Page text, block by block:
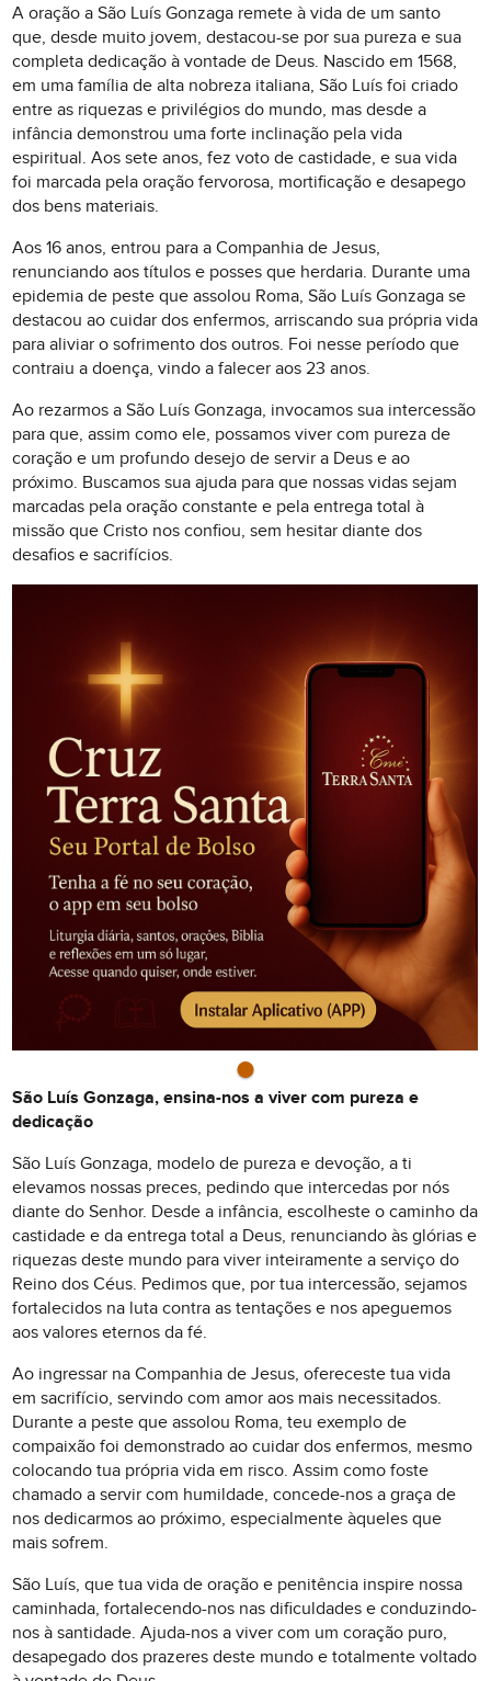
A oração a São Luís Gonzaga remete à vida de um santo
que, desde muito jovem, destacou-se por sua pureza e sua
completa dedicação à vontade de Deus. Nascido em 1568,
em uma família de alta nobreza italiana, São Luís foi criado
entre as riquezas e privilégios do mundo, mas desde a
infância demonstrou uma forte inclinação pela vida
espiritual. Aos sete anos, fez voto de castidade, e sua vida
foi marcada pela oração fervorosa, mortificação e desapego
dos bens materiais.
Aos 16 anos, entrou para a Companhia de Jesus,
renunciando aos títulos e posses que herdaria. Durante uma
epidemia de peste que assolou Roma, São Luís Gonzaga se
destacou ao cuidar dos enfermos, arriscando sua própria vida
para aliviar o sofrimento dos outros. Foi nesse período que
contraiu a doença, vindo a falecer aos 23 anos.
Ao rezarmos a São Luís Gonzaga, invocamos sua intercessão
para que, assim como ele, possamos viver com pureza de
coração e um profundo desejo de servir a Deus e ao
próximo. Buscamos sua ajuda para que nossas vidas sejam
marcadas pela oração constante e pela entrega total à
missão que Cristo nos confiou, sem hesitar diante dos
desafios e sacrifícios.
São Luís Gonzaga, ensina-nos a viver com pureza e
dedicação
São Luís Gonzaga, modelo de pureza e devoção, a ti
elevamos nossas preces, pedindo que intercedas por nós
diante do Senhor. Desde a infância, escolheste o caminho da
castidade e da entrega total a Deus, renunciando às glórias e
riquezas deste mundo para viver inteiramente a serviço do
Reino dos Céus. Pedimos que, por tua intercessão, sejamos
fortalecidos na luta contra as tentações e nos apeguemos
aos valores eternos da fé.
Ao ingressar na Companhia de Jesus, ofereceste tua vida
em sacrifício, servindo com amor aos mais necessitados.
Durante a peste que assolou Roma, teu exemplo de
compaixão foi demonstrado ao cuidar dos enfermos, mesmo
colocando tua própria vida em risco. Assim como foste
chamado a servir com humildade, concede-nos a graça de
nos dedicarmos ao próximo, especialmente àqueles que
mais sofrem.
São Luís, que tua vida de oração e penitência inspire nossa
caminhada, fortalecendo-nos nas dificuldades e conduzindo-
nos à santidade. Ajuda-nos a viver com um coração puro,
desapegado dos prazeres deste mundo e totalmente voltado